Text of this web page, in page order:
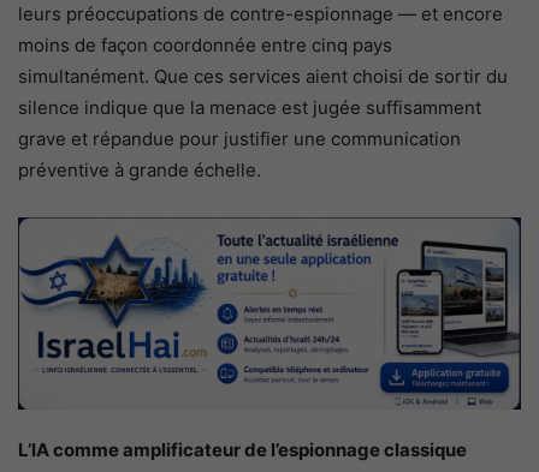
leurs préoccupations de contre-espionnage — et encore
moins de façon coordonnée entre cinq pays
simultanément. Que ces services aient choisi de sortir du
silence indique que la menace est jugée suffisamment
grave et répandue pour justifier une communication
préventive à grande échelle.
L’IA comme amplificateur de l’espionnage classique